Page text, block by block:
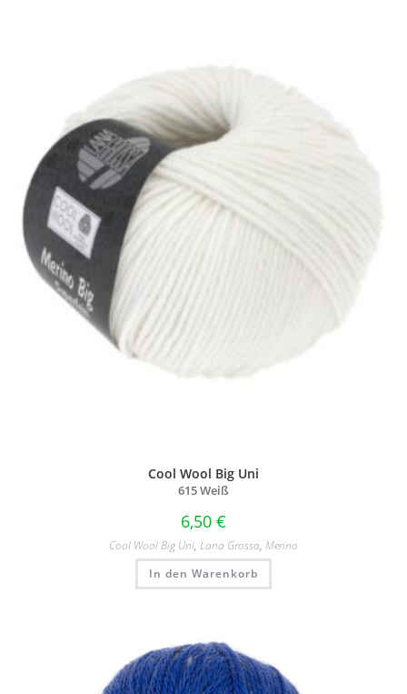
Cool Wool Big Uni
615 Weiß
6,50 €
Cool Wool Big Uni, Lana Grossa, Merino
In den Warenkorb